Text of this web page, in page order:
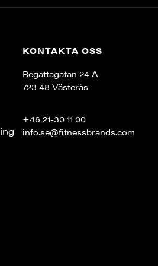
KONTAKTA OSS
Regattagatan 24 A
723 48 Västerås
+46 21-30 11 00
info.se@fitnessbrands.com